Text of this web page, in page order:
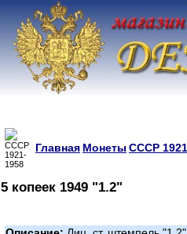
Главная Монеты СССР
5 копеек 1949 "1.2"